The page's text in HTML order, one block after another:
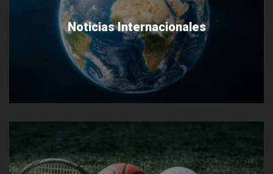
Noticias Internacionales